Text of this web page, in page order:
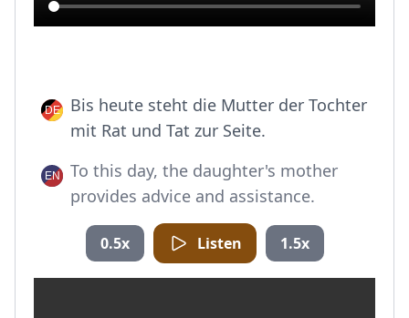
Bis heute steht die Mutter der Tochter
mit Rat und Tat zur Seite.
To this day, the daughter's mother
provides advice and assistance.
0.5x Listen 1.5x